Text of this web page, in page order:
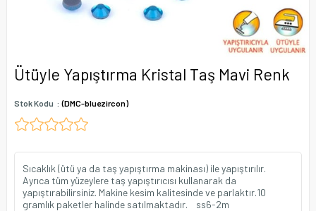
Ütüyle Yapıştırma Kristal Taş Mavi Renk
Stok Kodu (DMC-bluezircon)
Sıcaklık (ütü ya da taş yapıştırma makinası) ile yapıştırılır.
Ayrıca tüm yüzeylere taş yapıştırıcısı kullanarak da
yapıştırabilirsiniz. Makine kesim kalitesinde ve parlaktır.10
gramlık paketler halinde satılmaktadır. ss6-2m